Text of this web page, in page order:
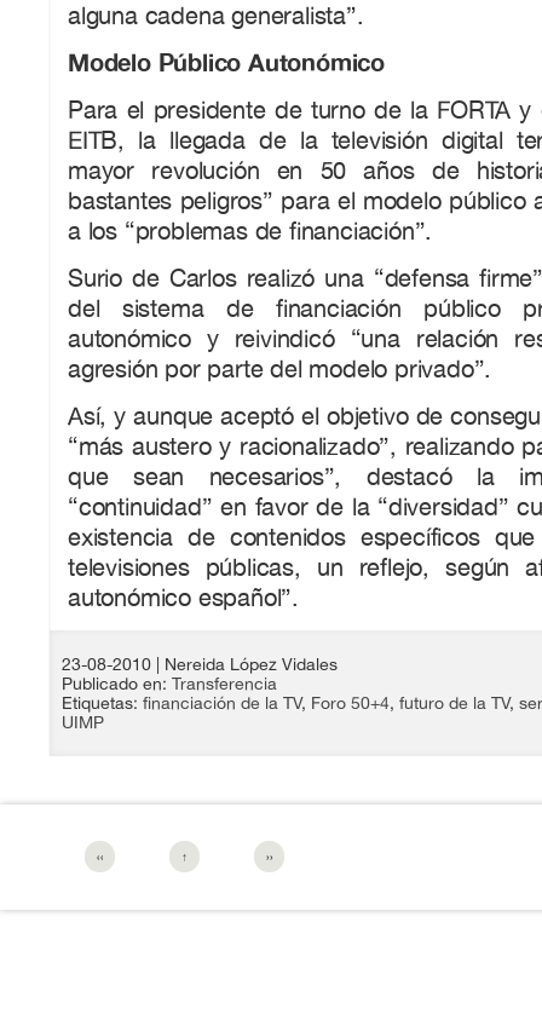
alguna cadena generalista”.
Modelo Público Autonómico
Para el presidente de turno de la FORTA
EITB, la llegada de la televisión digital
mayor revolución en 50 años de
bastantes peligros” para el modelo público
a los “problemas de financiación”.
Surio de Carlos realizó una “defensa
del sistema de financiación público
autonómico y reivindicó “una relación
agresión por parte del modelo privado”.
Así, y aunque aceptó el objetivo de
“más austero y racionalizado”, realizando
que sean necesarios”, destacó la
“continuidad” en favor de la “diversidad”
existencia de contenidos específicos
televisiones públicas, un reflejo, según
autonómico español”.
23-08-2010
| Nereida López Vidales
Publicado en: Transferencia
Etiquetas: financiación de la TV, Foro 50+4, futuro de la TV,
UIMP
‹‹ ↑ ››